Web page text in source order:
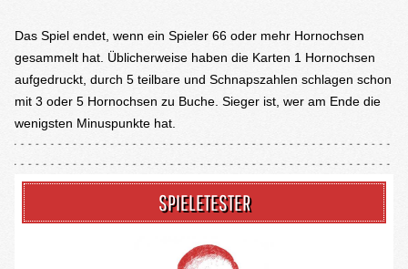
Das Spiel endet, wenn ein Spieler 66 oder mehr Hornochsen
gesammelt hat. Üblicherweise haben die Karten 1 Hornochsen
aufgedruckt, durch 5 teilbare und Schnapszahlen schlagen schon
mit 3 oder 5 Hornochsen zu Buche. Sieger ist, wer am Ende die
wenigsten Minuspunkte hat.
SPIELETESTER